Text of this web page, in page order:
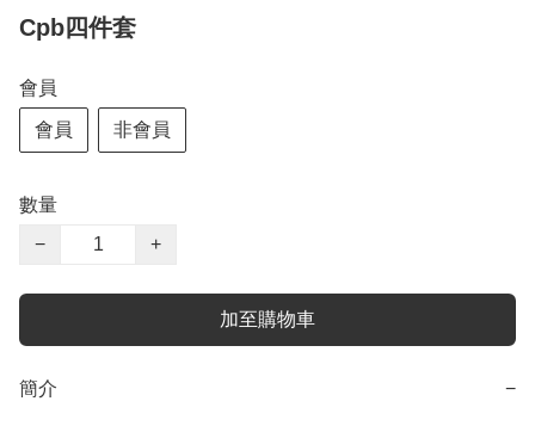
Cpb四件套
會員
會員 非會員
數量
−
+
加至購物車
簡介 −